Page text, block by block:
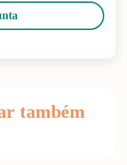
também